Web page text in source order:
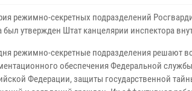
режимно-секретных подразделений
был утвержден Штат канцелярии инспектора
режимно-секретные подразделения решают
обеспечения Федеральной
Федерации, защиты государственной